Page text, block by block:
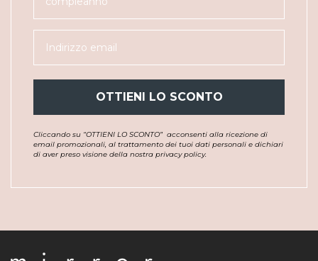
OTTIENI LO SCONTO
Cliccando su “OTTIENI LO SCONTO” acconsenti alla ricezione di
email promozionali, al trattamento dei tuoi dati personali e dichiari
di aver preso visione della nostra privacy policy.